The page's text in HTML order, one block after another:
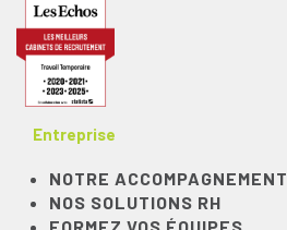
Entreprise
NOTRE ACCOMPAGNEMENT
NOS SOLUTIONS RH